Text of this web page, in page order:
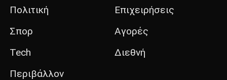
Πολιτική
Σπορ
Tech
Περιβάλλον
Επιχειρήσεις
Αγορές
Διεθνή